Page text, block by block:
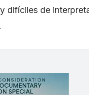
difíciles de